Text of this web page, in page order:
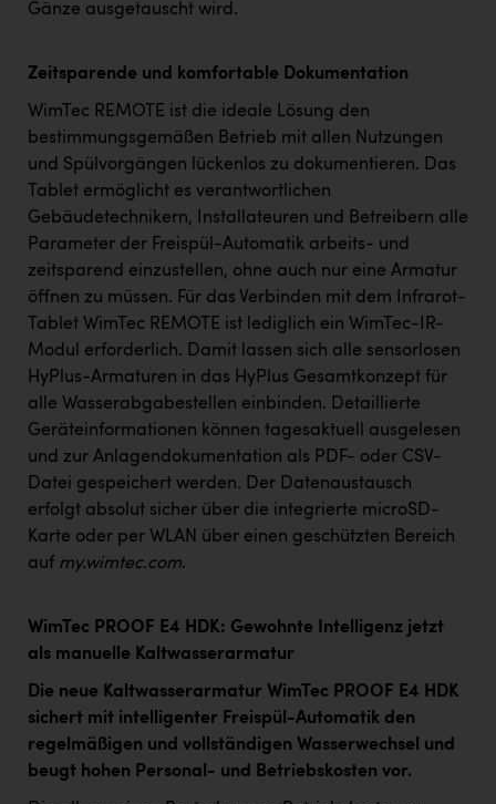
Gänze ausgetauscht wird.
Zeitsparende und komfortable Dokumentation
WimTec REMOTE ist die ideale Lösung den
bestimmungsgemäßen Betrieb mit allen Nutzungen
und Spülvorgängen lückenlos zu dokumentieren. Das
Tablet ermöglicht es verantwortlichen
Gebäudetechnikern, Installateuren und Betreibern alle
Parameter der Freispül-Automatik arbeits- und
zeitsparend einzustellen, ohne auch nur eine Armatur
öffnen zu müssen. Für das Verbinden mit dem Infrarot-
Tablet WimTec REMOTE ist lediglich ein WimTec-IR-
Modul erforderlich. Damit lassen sich alle sensorlosen
HyPlus-Armaturen in das HyPlus Gesamtkonzept für
alle Wasserabgabestellen einbinden. Detaillierte
Geräteinformationen können tagesaktuell ausgelesen
und zur Anlagendokumentation als PDF- oder CSV-
Datei gespeichert werden. Der Datenaustausch
erfolgt absolut sicher über die integrierte microSD-
Karte oder per WLAN über einen geschützten Bereich
auf my.wimtec.com.
WimTec PROOF E4 HDK: Gewohnte Intelligenz jetzt
als manuelle Kaltwasserarmatur
Die neue Kaltwasserarmatur WimTec PROOF E4 HDK
sichert mit intelligenter Freispül-Automatik den
regelmäßigen und vollständigen Wasserwechsel und
beugt hohen Personal- und Betriebskosten vor.